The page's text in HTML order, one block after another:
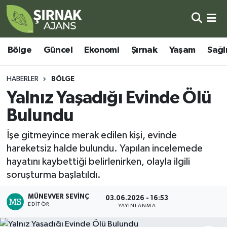
Bölge Güncel Ekonomi Şırnak Yaşam
HABERLER BÖLGE
Yalnız Yaşadığı Evinde Ölü
Bulundu
İşe gitmeyince merak edilen kişi, evinde
hareketsiz halde bulundu. Yapılan incelemede
hayatını kaybettiği belirlenirken, olayla ilgili
soruşturma başlatıldı.
MÜNEVVER SEVINÇ
EDITÖR
03.06.2026 - 16:53
YAYINLANMA
Bölge
Güncel
Ekonomi
Şırnak
Yaşam
Sağlık
Eğitim
Kültür - Sanat
Şırnak Nöbetçi Eczaneler
Şırnak Hava Durumu
Şirnak Namaz Vakitleri
Şırnak Trafik Yoğunluk Haritası
Süper Lig Puan Durumu ve Fikstür
Tüm Manşetler
Son Dakika Haberleri
Haber Arşivi